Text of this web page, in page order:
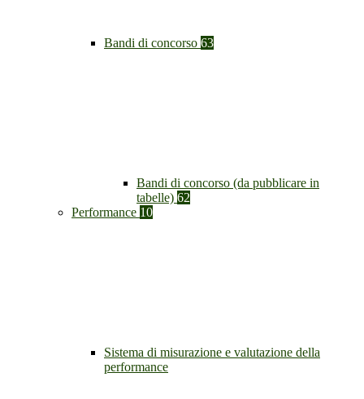
Bandi di concorso 63
Bandi di concorso (da pubblicare in
tabelle) 62
Performance 10
Sistema di misurazione e valutazione della
performance